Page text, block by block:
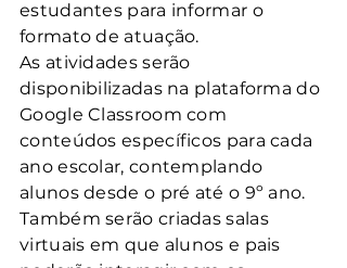
estudantes para informar o
formato de atuação.
As atividades serão
disponibilizadas na plataforma do
Google Classroom com
conteúdos específicos para cada
ano escolar, contemplando
alunos desde o pré até o 9º ano.
Também serão criadas salas
virtuais em que alunos e pais